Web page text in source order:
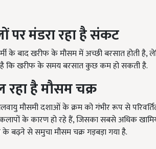
मंडरा रहा है संकट
के बाद खरीफ के मौसम में अच्छी बरसात होती है,
है कि खरीफ के समय बरसात कुछ कम हो सकती है.
है मौसम चक्र
मौसमी दशाओं के क्रम को गंभीर रूप से
के कारण हो रहे हैं, जिसका सबसे अधिक
बढ़ने से समुचा मौसम चक्र गड़बड़ा गया है.